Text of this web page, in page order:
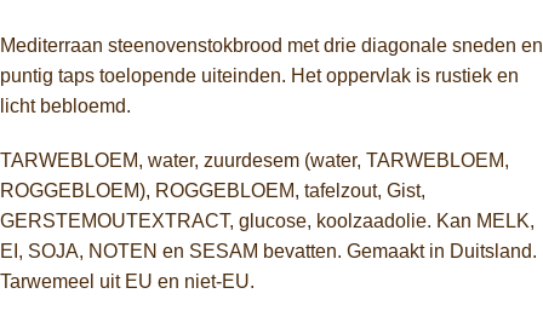
Mediterraan steenovenstokbrood met drie diagonale sneden en
puntig taps toelopende uiteinden. Het oppervlak is rustiek en
licht bebloemd.
TARWEBLOEM, water, zuurdesem (water, TARWEBLOEM,
ROGGEBLOEM), ROGGEBLOEM, tafelzout, Gist,
GERSTEMOUTEXTRACT, glucose, koolzaadolie. Kan MELK,
EI, SOJA, NOTEN en SESAM bevatten. Gemaakt in Duitsland.
Tarwemeel uit EU en niet-EU.